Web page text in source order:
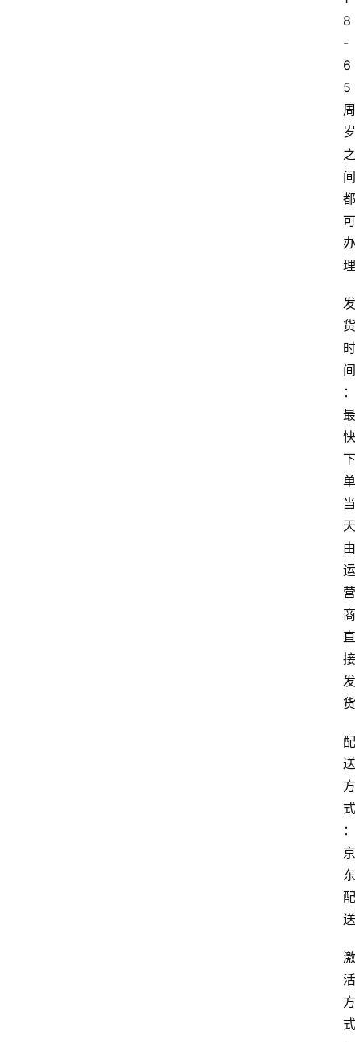
8
-
6
5
周
岁
之
间
都
可
办
理
发
货
时
间
：
最
快
下
单
当
天
由
运
营
商
直
接
发
货
配
送
方
式
：
京
东
配
送
激
活
方
式